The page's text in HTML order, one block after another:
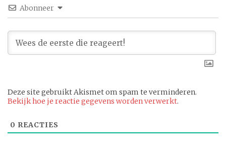
Abonneer
Deze site gebruikt Akismet om spam te verminderen.
Bekijk hoe je reactie gegevens worden verwerkt.
0 REACTIES